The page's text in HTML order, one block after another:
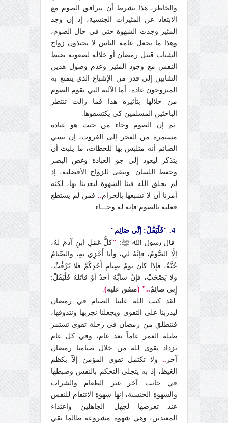
والخاطر، هذا بشرط أن يترافق الصوم مع
الابتعاد عن المثيرات الجنسية، إذ إن وجد
المثير وجدت الشهوة حتى في حال الصوم،
وهذا ما يجعل عامة الناس لا يحبذون زواج
الشباب قبيل رمضان أو خلاله لصعوبة ضبط
النفس مع وجود المثير وعدم وصول هذين
الشابين إلى قدر من الإشباع الذي يتمتع به
المتزوجون عادة، أما الآلية التي يقوم الصوم
من خلالها بتأثيره هذا فما زالت تنتظر
الباحثين المسلمين كي يكتشفوها.
ثم إن الصوم وجاء من حيث هو عبادة
مستمرة من الفجر إلى الغروب، إن نسي
الصائم أنه متلبس بها للحظات، ما يلبث أن
يتذكر ليعود إلى جو العبادة وغض البصر
وحفظ اللسان. ويبقى للزواج الأفضلية، إذ
لم يخلق الله فينا الشهوة ليعذبنا بها، لكنه
أمرنا أن لا نشبعها بالحرام.. فمن لم يستطع
فعليه بالصوم فإنه له وجـــاء.
4. "فَلْيَقُلْ: إنِّي صَائِم"
قال رسول الله ﷺ: "كلُّ عَمَلِ ابنِ آدمَ لهُ،
إلَّا الصُّومُ، فإنَّهُ لي، وأنا أَجْزِي بهِ، والصِّيامُ
جُنَّةٌ، فإِذَا كان يومُ صِيامِ أَحَدِكُمْ فلا يَرْفُثْ،
ولا يَصْخَبْ، فإنْ سابَّهُ أحدٌ أوْ قاتَلهُ فَلْيَقُلْ:
إِنِي صائِمٌ.." (متفق عليه)
.
لقد كتب الله علينا الصيام في رمضان
ليدربنا على التقوى ويجعلنا نجربها ونتذوقها،
فننطلق من رمضان في رحلة تقوى تستمر
طيلة العمر عاماً بعد عام، وفي كل عام
نزداد تقوى لله من خلال صيامنا رمضان
آخر .. ولا تكتمل تقوى المؤمن إلاّ بكظم
الغيظ، إذ به يتجلى التحكم بالنفس وضبطها
في جانب آخر غير الطعام والشراب
والشهوة الجنسية، إنها شهوة الانتقام للنفس
عند تعرضها لجهل الجاهلين واعتداء
المعتدين، وهي شهوة مشروعة طالما بقي